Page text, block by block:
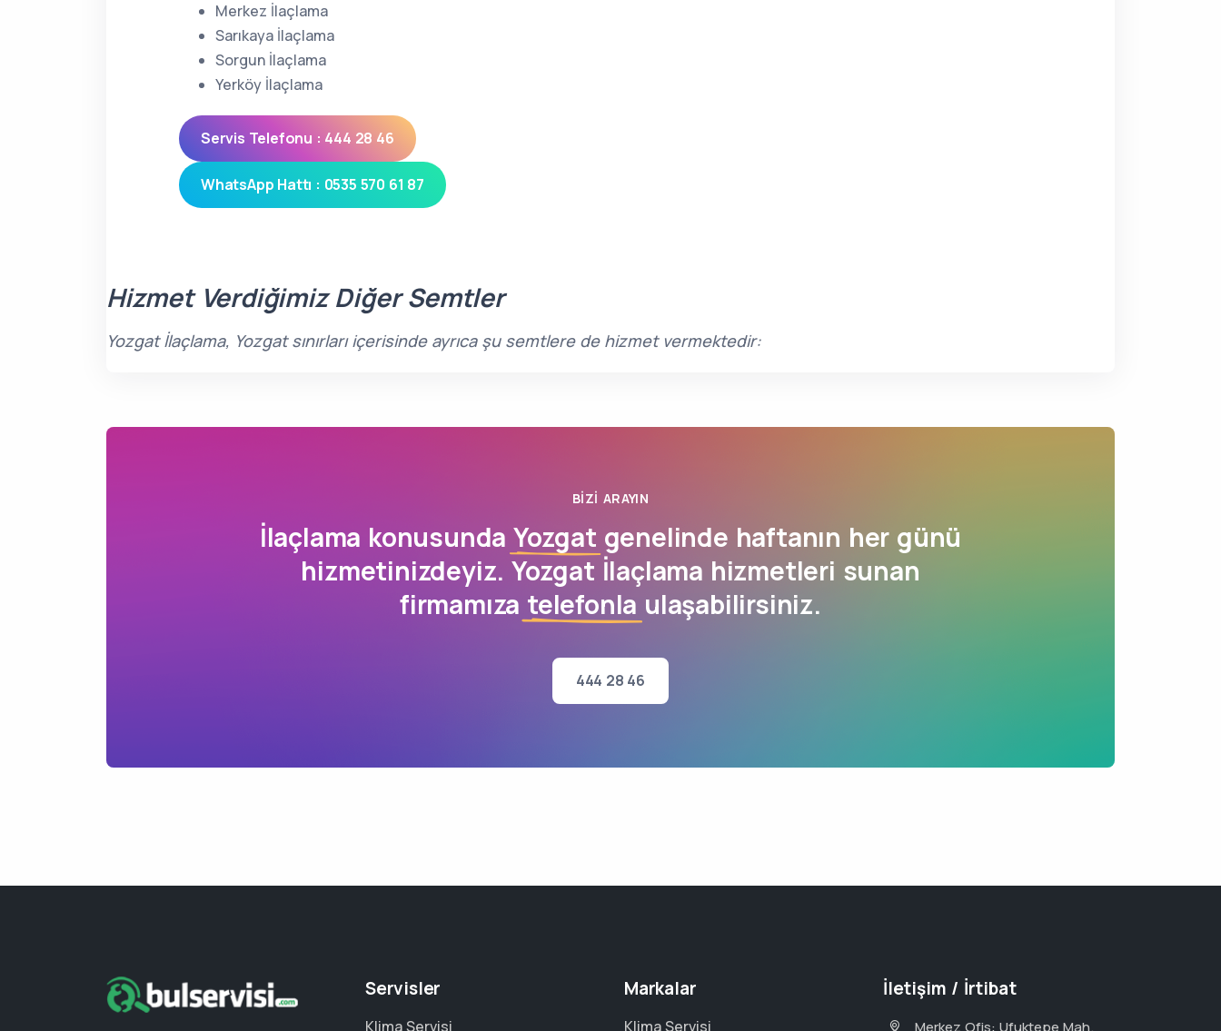
Merkez İlaçlama
Sarıkaya İlaçlama
Sorgun İlaçlama
Yerköy İlaçlama
Servis Telefonu : 444 28 46
WhatsApp Hattı : 0535 570 61 87
Hizmet Verdiğimiz Diğer Semtler
Yozgat İlaçlama, Yozgat sınırları içerisinde ayrıca şu semtlere de hizmet vermektedir:
BIZI ARAYIN
İlaçlama konusunda Yozgat genelinde haftanın her günü
hizmetinizdeyiz. Yozgat İlaçlama hizmetleri sunan
firmamıza telefonla ulaşabilirsiniz.
444 28 46
Servisler
Klima Servisi
Markalar
Klima Servisi
İletişim / İrtibat
Merkez Ofis: Ufuktepe Mah.